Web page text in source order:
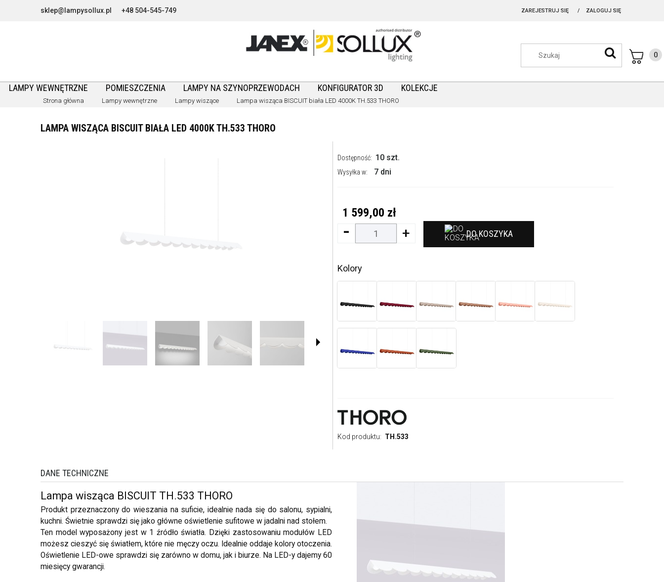
ZAREJESTRUJ SIĘ ZALOGUJ SIĘ
sklep@lampysollux.pl +48 504-545-749
LAMPY WEWNĘTRZNE POMIESZCZENIA LAMPY NA SZYNOPRZEWODACH KONFIGURATOR 3D KOLEKCJE
Strona główna Lampy wewnętrzne Lampy wiszące Lampa wisząca BISCUIT biała LED 4000K TH.533 THORO
LAMPA WISZĄCA BISCUIT BIAŁA LED 4000K TH.533 THORO
Dostępność: 10 szt.
Wysyłka w: 7 dni
1 599,00 zł
- + DO KOSZYKA
Kolory
Kod produktu: TH.533
DANE TECHNICZNE
Lampa wisząca BISCUIT TH.533 THORO
Produkt przeznaczony do wieszania na suficie, idealnie nada się do salonu, sypialni,
kuchni. Świetnie sprawdzi się jako główne oświetlenie sufitowe w jadalni nad stołem.
Ten model wyposażony jest w 1 źródło światła. Dzięki zastosowaniu modułów LED
możesz cieszyć się światłem, które nie męczy oczu. Idealnie oddaje kolory otoczenia.
Oświetlenie LED-owe sprawdzi się zarówno w domu, jak i biurze. Na LED-y dajemy 60
miesięcy gwarancji.